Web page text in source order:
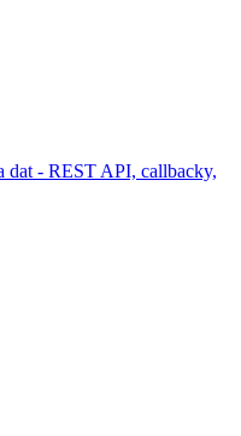
dat - REST API, callbacky,